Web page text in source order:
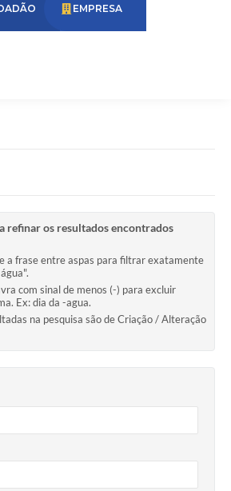
EMPRESA
refinar os resultados encontrados
a frase entre aspas para filtrar exatamente
com sinal de menos (-) para excluir
Ex: dia da -agua.
na pesquisa são de Criação / Alteração